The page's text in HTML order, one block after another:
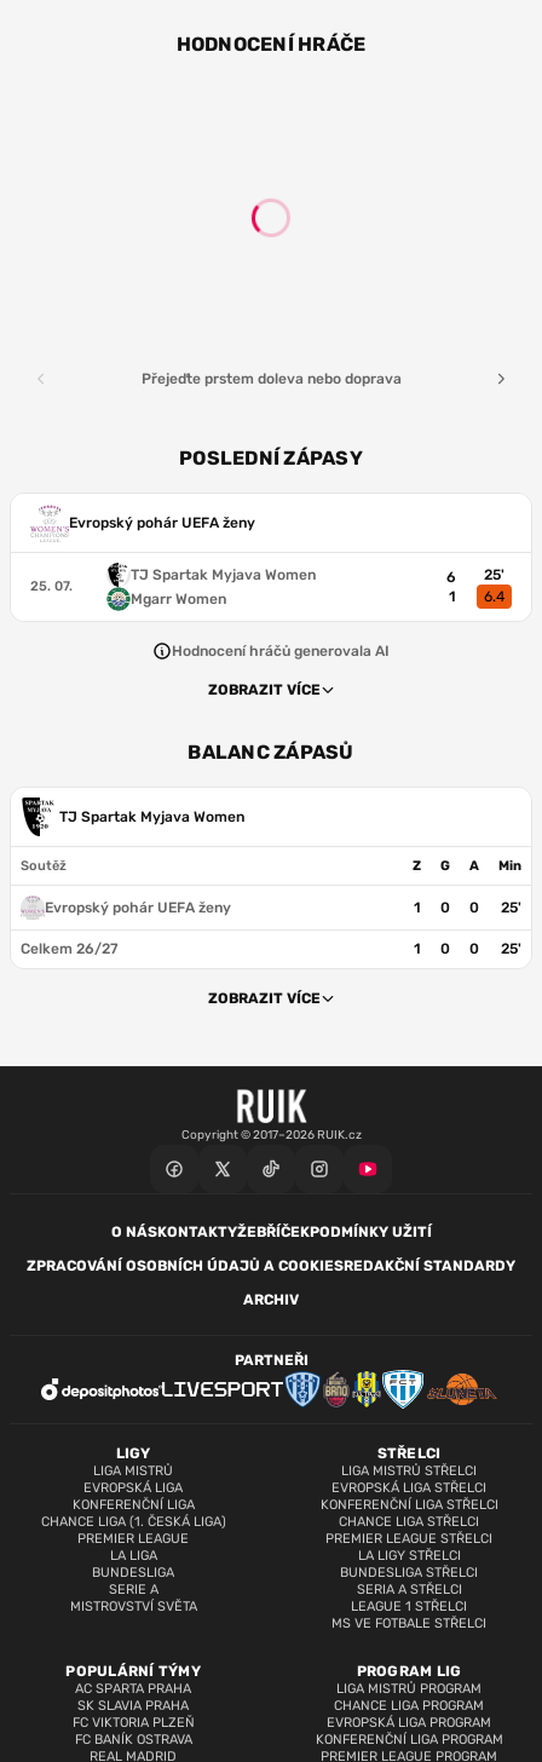
HODNOCENÍ HRÁČE
Přejeďte prstem doleva nebo doprava
POSLEDNÍ ZÁPASY
Evropský pohár UEFA ženy
25. 07.
TJ Spartak Myjava Women
Mgarr Women
6
1
25'
6.4
Hodnocení hráčů generovala AI
ZOBRAZIT VÍCE
BALANC ZÁPASŮ
TJ Spartak Myjava Women
Soutěž Z G A Min
Evropský pohár UEFA ženy 1 0 0 25'
Celkem 26/27 1 0 0 25'
ZOBRAZIT VÍCE
Copyright © 2017–2026 RUIK.cz
O NÁSKONTAKTYŽEBŘÍČEKPODMÍNKY UŽITÍ
ZPRACOVÁNÍ OSOBNÍCH ÚDAJŮ A COOKIESREDAKČNÍ STANDARDY
ARCHIV
LIGY
LIGA MISTRŮ
EVROPSKÁ LIGA
KONFERENČNÍ LIGA
CHANCE LIGA (1. ČESKÁ LIGA)
PREMIER LEAGUE
LA LIGA
BUNDESLIGA
SERIE A
MISTROVSTVÍ SVĚTA
STŘELCI
LIGA MISTRŮ STŘELCI
EVROPSKÁ LIGA STŘELCI
KONFERENČNÍ LIGA STŘELCI
CHANCE LIGA STŘELCI
PREMIER LEAGUE STŘELCI
LA LIGY STŘELCI
BUNDESLIGA STŘELCI
SERIA A STŘELCI
LEAGUE 1 STŘELCI
MS VE FOTBALE STŘELCI
POPULÁRNÍ TÝMY
AC SPARTA PRAHA
SK SLAVIA PRAHA
FC VIKTORIA PLZEŇ
FC BANÍK OSTRAVA
REAL MADRID
PROGRAM LIG
LIGA MISTRŮ PROGRAM
CHANCE LIGA PROGRAM
EVROPSKÁ LIGA PROGRAM
KONFERENČNÍ LIGA PROGRAM
PREMIER LEAGUE PROGRAM
PARTNEŘI